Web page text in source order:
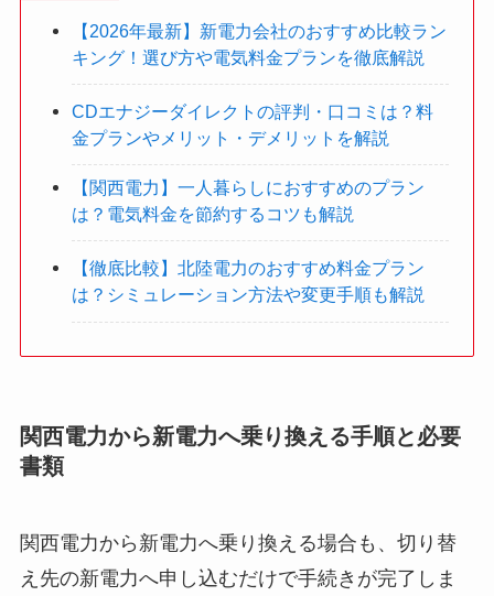
【2026年最新】新電力会社のおすすめ比較ラン
キング！選び方や電気料金プランを徹底解説
CDエナジーダイレクトの評判・口コミは？料
金プランやメリット・デメリットを解説
【関西電力】一人暮らしにおすすめのプラン
は？電気料金を節約するコツも解説
【徹底比較】北陸電力のおすすめ料金プラン
は？ シミュレーション方法や変更手順も解説
関西電力から新電力へ乗り換える手順と必要
書類
関西電力から新電力へ乗り換える場合も、切り替
え先の新電力へ申し込むだけで手続きが完了しま